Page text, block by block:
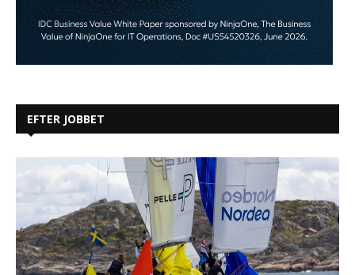
EFTER JOBBET